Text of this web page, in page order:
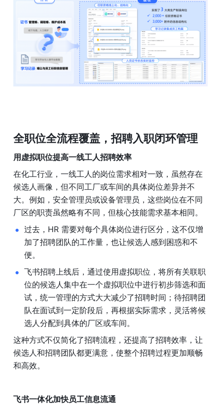
全职位全流程覆盖，招聘入职闭环管理
用虚拟职位提高一线工人招聘效率
在化工行业，一线工人的岗位需求相对一致，虽然存在
候选人画像，但不同工厂或车间的具体岗位差异并不
大。例如，安全管理员或设备管理员，这些岗位在不同
厂区的职责虽然略有不同，但核心技能需求基本相同。
过去，HR 需要对每个具体岗位进行区分，这不仅增
加了招聘团队的工作量，也让候选人感到困惑和不
便。
飞书招聘上线后，通过使用虚拟职位，将所有关联职
位的候选人集中在一个虚拟职位中进行初步筛选和面
试，统一管理的方式大大减少了招聘时间；待招聘团
队在面试到一定阶段后，再根据实际需求，灵活将候
选人分配到具体的厂区或车间。
这种方式不仅简化了招聘流程，还提高了招聘效率，让
候选人和招聘团队都更满意，使整个招聘过程更加顺畅
和高效。
飞书一体化加快员工信息流通